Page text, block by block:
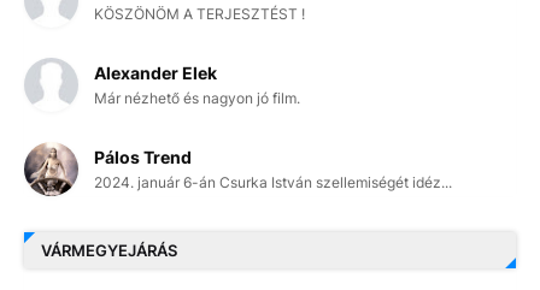
KÖSZÖNÖM A TERJESZTÉST !
Alexander Elek
Már nézhető és nagyon jó film.
Pálos Trend
2024. január 6-án Csurka István szellemiségét idéz...
VÁRMEGYEJÁRÁS